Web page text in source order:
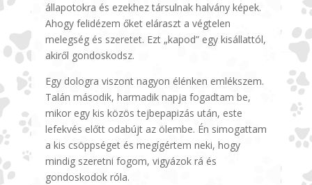
állapotokra és ezekhez társulnak halvány képek.
Ahogy felidézem őket eláraszt a végtelen
melegség és szeretet. Ezt „kapod” egy kisállattól,
akiről gondoskodsz.
Egy dologra viszont nagyon élénken emlékszem.
Talán második, harmadik napja fogadtam be,
mikor egy kis közös tejbepapizás után, este
lefekvés előtt odabújt az ölembe. Én simogattam
a kis csöppséget és megígértem neki, hogy
mindig szeretni fogom, vigyázok rá és
gondoskodok róla.